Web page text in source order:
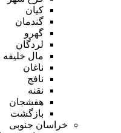
کیان
گندمان
گهرو
لردگان
مال خلیفه
ناغان
نافچ
نقنه
هفشجان
بازگشت
خراسان جنوبی